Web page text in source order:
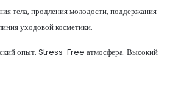
тела, продления молодости, поддержания
уходовой косметики.
опыт. Stress-Free атмосфера. Высокий